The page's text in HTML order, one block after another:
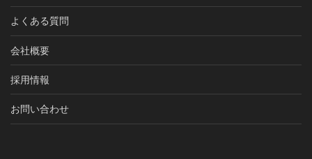
よくある質問
会社概要
採用情報
お問い合わせ